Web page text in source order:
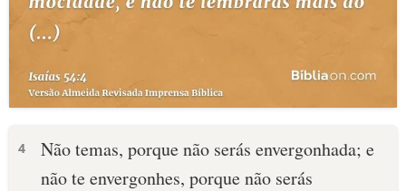
4
Não temas, porque não serás envergonhada; e
não te envergonhes, porque não serás